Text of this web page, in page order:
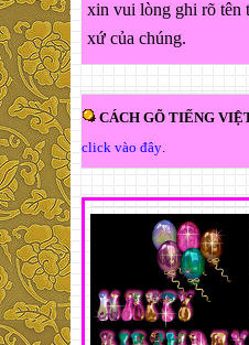
xin vui lòng ghi rõ tên
xứ của chúng.
CÁCH GÕ TIẾNG
click vào đây.